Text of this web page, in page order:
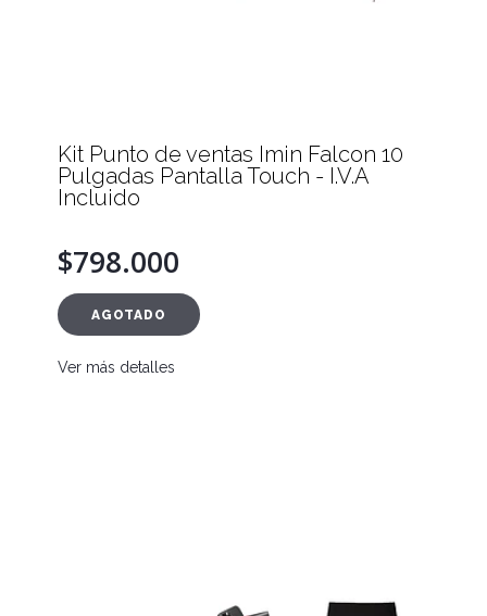
Kit Punto de ventas Imin Falcon 10
Pulgadas Pantalla Touch - I.V.A
Incluido
$798.000
AGOTADO
Ver más detalles